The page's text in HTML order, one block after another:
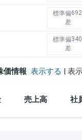
標準偏
差
標準偏
差
価情報 表示する | 表
売上高 社